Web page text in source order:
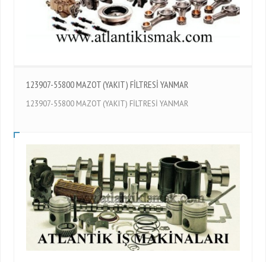
123907-55800 MAZOT (YAKIT) FİLTRESİ YANMAR
123907-55800 MAZOT (YAKIT) FİLTRESİ YANMAR